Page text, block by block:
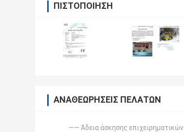
ΠΙΣΤΟΠΟΊΗΣΗ
ΑΝΑΘΕΩΡΉΣΕΙΣ ΠΕΛΑΤΏΝ
—— Άδεια άσκησης επιχειρηματικών